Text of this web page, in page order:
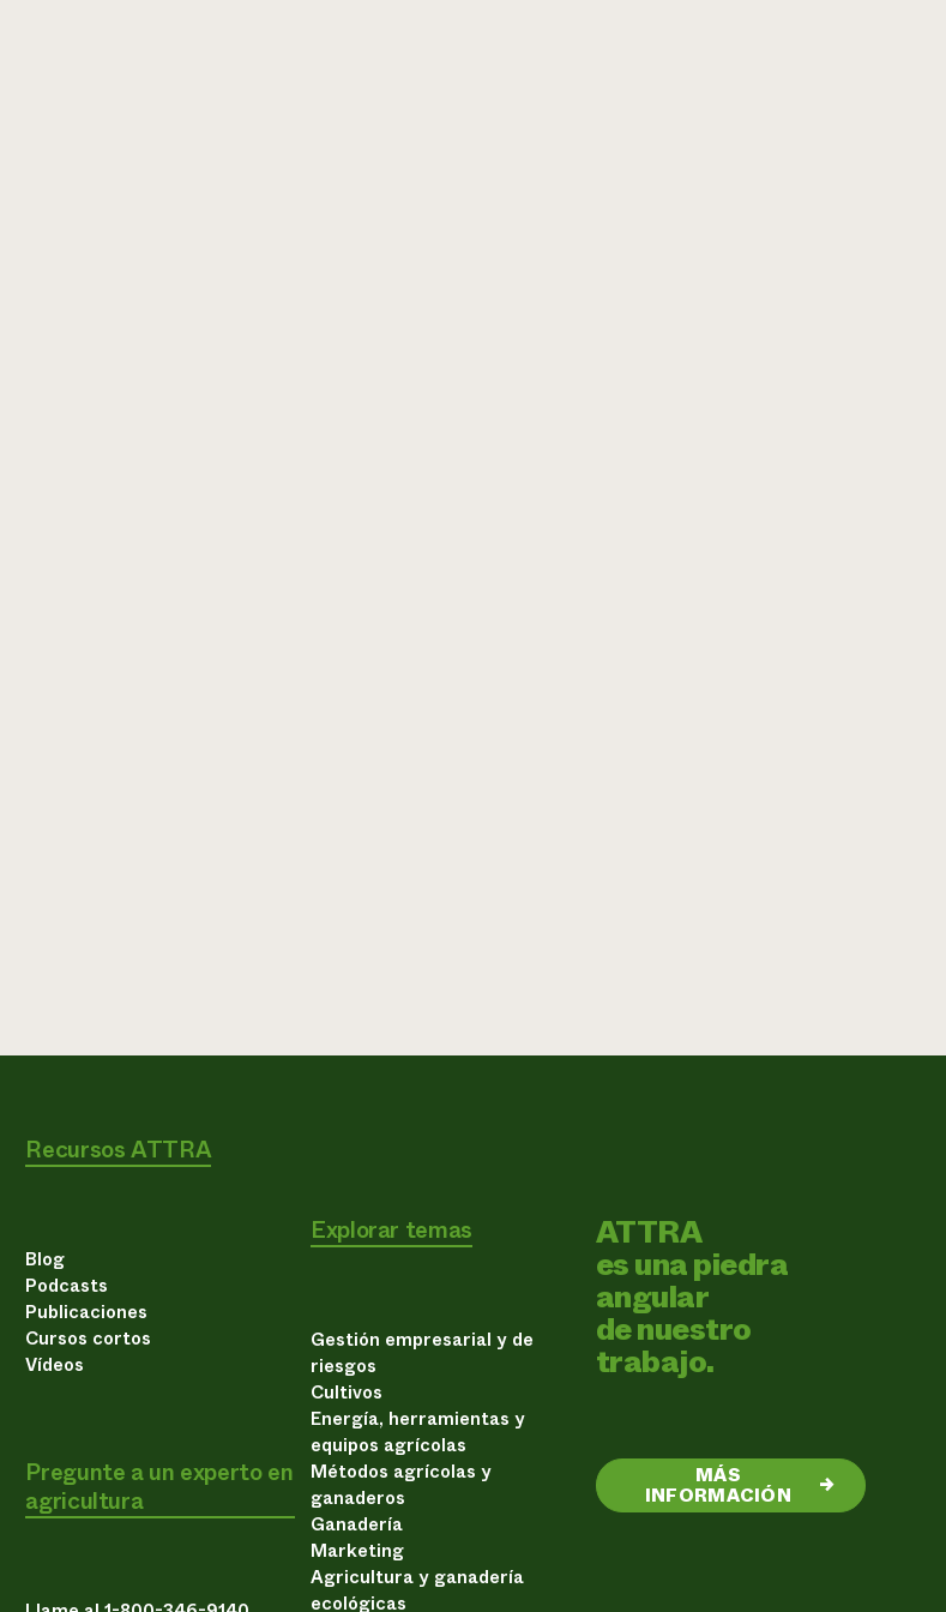
Recursos ATTRA
Blog
Podcasts
Publicaciones
Cursos cortos
Vídeos
Pregunte a un experto en
agricultura
Explorar temas
Gestión empresarial y de
riesgos
Cultivos
Energía, herramientas y
equipos agrícolas
Métodos agrícolas y
ganaderos
Ganadería
Marketing
Agricultura y ganadería
ecológicas
ATTRA
es una piedra
angular
de nuestro
trabajo.
MÁS
INFORMACIÓN →